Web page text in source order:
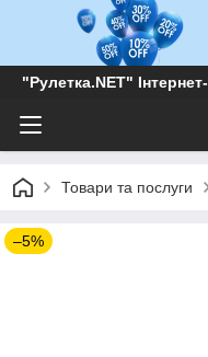
"Рулетка.NET"
Товари та послуги
–5%